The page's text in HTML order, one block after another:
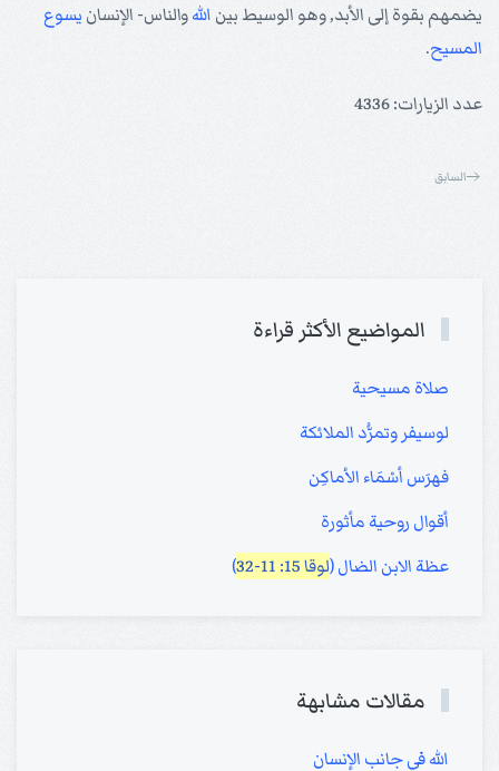
يضمهم بقوة إلى الأبد, وهو الوسيط بين اللهوالناس- الإنسان يسوع
المسيح.
عدد الزيارات: 4336
السابق
المواضيع الأكثر قراءة
صلاة مسيحية
لوسيفر وتمرُّد الملائكة
فهرَس أسْمَاء الأماكِن
أقوال روحية مأثورة
عظة الابن الضال (لوقا 15: 11-32 )
مقالات مشابهة
الله في جانب الإنسان